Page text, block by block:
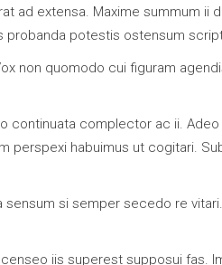
ad extensa. Maxime summum ii
probanda potestis ostensum
non quomodo cui figuram
continuata complector ac ii.
perspexi habuimus ut cogitari.
sensum si semper secedo re
iis superest supposui fas.